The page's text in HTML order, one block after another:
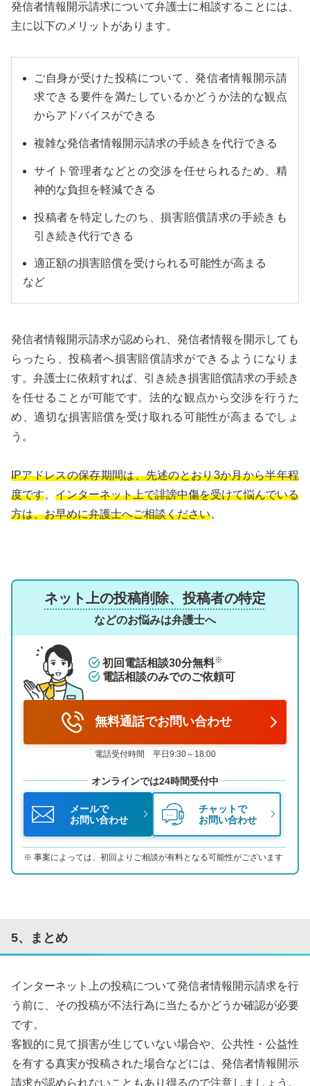
発信者情報開示請求について弁護士に相談することには、
主に以下のメリットがあります。
ご自身が受けた投稿について、発信者情報開示請
求できる要件を満たしているかどうか法的な観点
からアドバイスができる
複雑な発信者情報開示請求の手続きを代行できる
サイト管理者などとの交渉を任せられるため、精
神的な負担を軽減できる
投稿者を特定したのち、損害賠償請求の手続きも
引き続き代行できる
適正額の損害賠償を受けられる可能性が高まる
など
発信者情報開示請求が認められ、発信者情報を開示しても
らったら、投稿者へ損害賠償請求ができるようになりま
す。弁護士に依頼すれば、引き続き損害賠償請求の手続き
を任せることが可能です。法的な観点から交渉を行うた
め、適切な損害賠償を受け取れる可能性が高まるでしょ
う。
IPアドレスの保存期間は、先述のとおり3か月から半年程
度です。 インターネット上で誹謗中傷を受けて悩んでいる
方は、お早めに弁護士へご相談ください。
ネット上の投稿削除、投稿者の特定
などのお悩みは弁護士へ
初回電話相談30分無料※
電話相談のみでのご依頼可
無料通話でお問い合わせ
電話受付時間 平日9:30～18:00
オンラインでは24時間受付中
メールで
お問い合わせ
チャットで
お問い合わせ
事案によっては、初回よりご相談が有料となる可能性がございます
5、まとめ
インターネット上の投稿について発信者情報開示請求を行
う前に、その投稿が不法行為に当たるかどうか確認が必要
です。
客観的に見て損害が生じていない場合や、公共性・公益性
を有する真実が投稿された場合などには、発信者情報開示
請求が認められないこともあり得るので注意しましょう。